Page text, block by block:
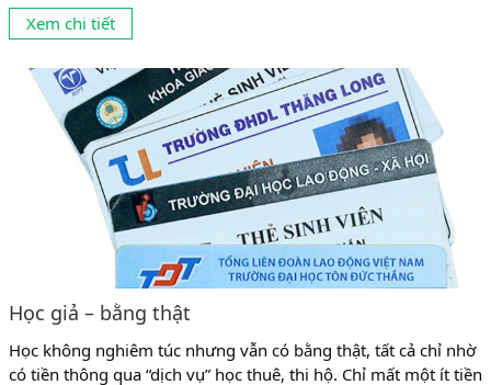
là ngành có tỉ lệ sinh viên theo học khá đông ở mọi cấp học từ
trung cấp, cao đẳng đến...
Xem chi tiết
Học giả – bằng thật
Học không nghiêm túc nhưng vẫn có bằng thật, tất cả chỉ nhờ
có tiền thông qua “dịch vụ” học thuê, thi hộ. Chỉ mất một ít tiền